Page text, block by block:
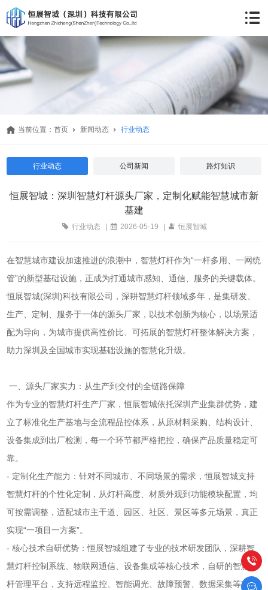
当前位置：首页 新闻动态 行业动态
行业动态 公司新闻 路灯知识
恒展智城：深圳智慧灯杆源头厂家，定制化赋能智慧城市新
基建
行业动态 2026-05-19 恒展智城
在智慧城市建设加速推进的浪潮中，智慧灯杆作为“一杆多用、一网统
管”的新型基础设施，正成为打通城市感知、通信、服务的关键载体。
恒展智城(深圳)科技有限公司，深耕智慧灯杆领域多年，是集研发、
生产、定制、服务于一体的源头厂家，以技术创新为核心，以场景适
配为导向，为城市提供高性价比、可拓展的智慧灯杆整体解决方案，
助力深圳及全国城市实现基础设施的智慧化升级。
一、源头厂家实力：从生产到交付的全链路保障
作为专业的智慧灯杆生产厂家，恒展智城依托深圳产业集群优势，建
立了标准化生产基地与全流程品控体系，从原材料采购、结构设计、
设备集成到出厂检测，每一个环节都严格把控，确保产品质量稳定可
靠。
- 定制化生产能力：针对不同城市、不同场景的需求，恒展智城支持
智慧灯杆的个性化定制，从灯杆高度、材质外观到功能模块配置，均
可按需调整，适配城市主干道、园区、社区、景区等多元场景，真正
实现“一项目一方案”。
- 核心技术自研优势：恒展智城组建了专业的技术研发团队，深耕智
慧灯杆控制系统、物联网通信、设备集成等核心技术，自研的智慧灯
杆管理平台，支持远程监控、智能调光、故障预警、数据采集等功